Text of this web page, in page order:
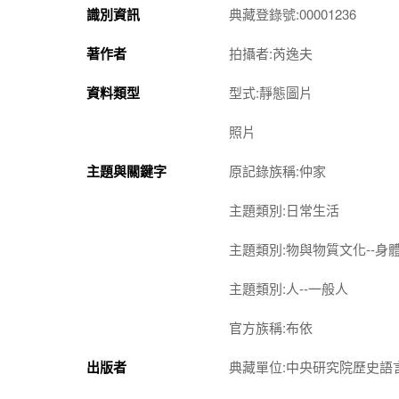
識別資訊 典藏登錄號:00001236
著作者 拍攝者:芮逸夫
資料類型 型式:靜態圖片
照片
主題與關鍵字 原記錄族稱:仲家
主題類別:日常生活
主題類別:物與物質文化--身
主題類別:人--一般人
官方族稱:布依
出版者 典藏單位:中央研究院歷史語